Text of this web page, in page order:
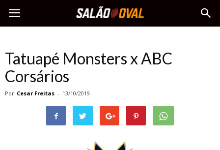
Tatuapé Monsters x ABC
Corsários
Por Cesar Freitas - 13/10/2019